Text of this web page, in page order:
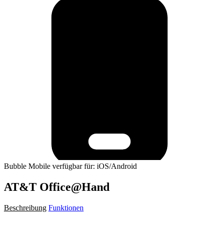
Bubble Mobile verfügbar für: iOS/Android
AT&T Office@Hand
Beschreibung Funktionen